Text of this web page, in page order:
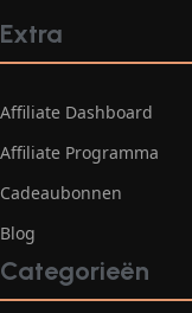
Extra
Affiliate Dashboard
Affiliate Programma
Cadeaubonnen
Blog
Categorieën